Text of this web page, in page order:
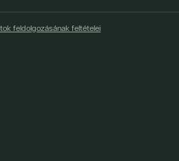
feldolgozásának feltételei